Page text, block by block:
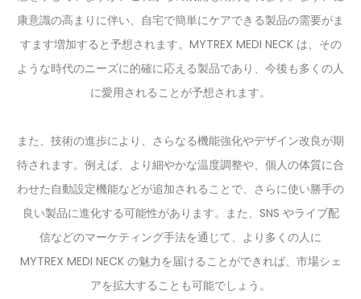
康意識の高まりに伴い、自宅で簡単にケアできる製品の需要がま
すます増加すると予想されます。MYTREX MEDI NECK は、その
ような時代のニーズに的確に応える製品であり、今後も多くの人
に愛用されることが予想されます。
また、技術の進歩により、さらなる機能強化やデザイン改良が期
待されます。例えば、より細やかな温度調整や、個人の体質に合
わせた自動設定機能などが追加されることで、さらに使い勝手の
良い製品に進化する可能性があります。また、SNS やライブ配
信などのマーケティング手法を通じて、より多くの人に
MYTREX MEDI NECK の魅力を届けることができれば、市場シェ
アを拡大することも可能でしょう。